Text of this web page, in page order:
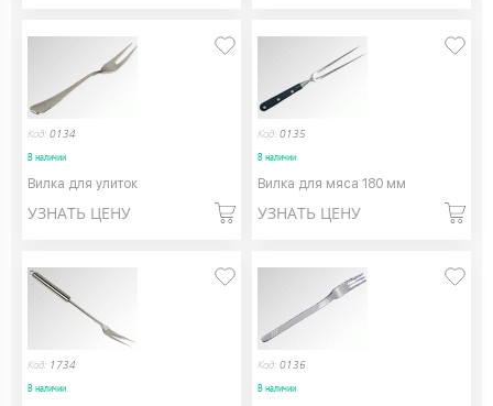
Код: 0134
В наличии
Вилка для улиток
УЗНАТЬ ЦЕНУ
Код: 0135
В наличии
Вилка для мяса 180 мм
УЗНАТЬ ЦЕНУ
Код: 1734
В наличии
Код: 0136
В наличии